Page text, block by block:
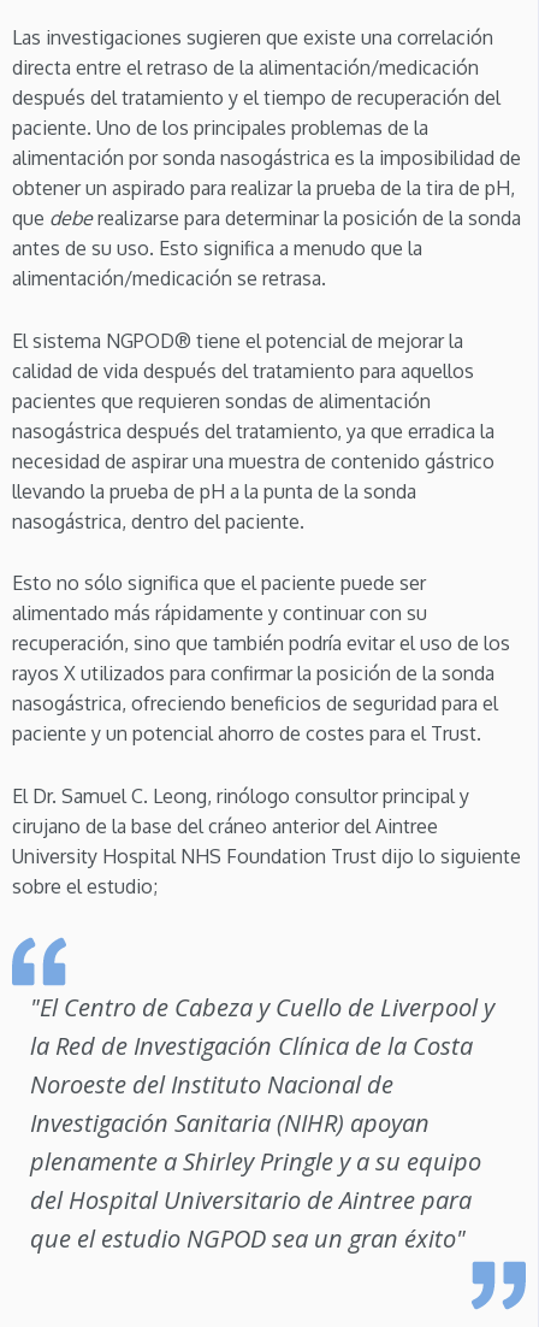
Las investigaciones sugieren que existe una correlación
directa entre el retraso de la alimentación/medicación
después del tratamiento y el tiempo de recuperación del
paciente. Uno de los principales problemas de la
alimentación por sonda nasogástrica es la imposibilidad de
obtener un aspirado para realizar la prueba de la tira de pH,
que deberealizarse para determinar la posición de la sonda
antes de su uso. Esto significa a menudo que la
alimentación/medicación se retrasa.
El sistema NGPOD® tiene el potencial de mejorar la
calidad de vida después del tratamiento para aquellos
pacientes que requieren sondas de alimentación
nasogástrica después del tratamiento, ya que erradica la
necesidad de aspirar una muestra de contenido gástrico
llevando la prueba de pH a la punta de la sonda
nasogástrica, dentro del paciente.
Esto no sólo significa que el paciente puede ser
alimentado más rápidamente y continuar con su
recuperación, sino que también podría evitar el uso de los
rayos X utilizados para confirmar la posición de la sonda
nasogástrica, ofreciendo beneficios de seguridad para el
paciente y un potencial ahorro de costes para el Trust.
El Dr. Samuel C. Leong, rinólogo consultor principal y
cirujano de la base del cráneo anterior del Aintree
University Hospital NHS Foundation Trust dijo lo siguiente
sobre el estudio;
"El Centro de Cabeza y Cuello de Liverpool y
la Red de Investigación Clínica de la Costa
Noroeste del Instituto Nacional de
Investigación Sanitaria (NIHR) apoyan
plenamente a Shirley Pringle y a su equipo
del Hospital Universitario de Aintree para
que el estudio NGPOD sea un gran éxito"